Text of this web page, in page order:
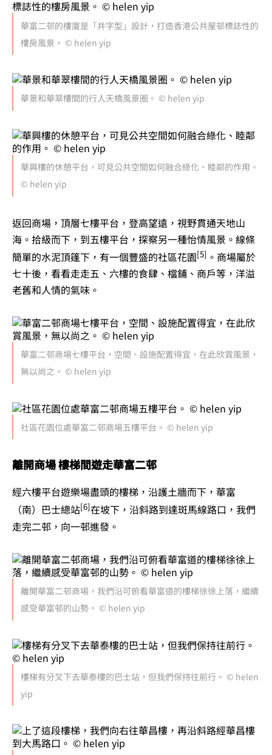
華富二邨的樓廈是「井字型」設計，打造香港公共屋邨標誌性的
樓房風景。 © helen yip
華景和華翠樓間的行人天橋風景圈。 © helen yip
華興樓的休憩平台，可見公共空間如何融合綠化、睦鄰的作用。
© helen yip
返回商場，頂層七樓平台，登高望遠，視野貫通天地山
海。拾級而下，到五樓平台，探察另一種怡情風景。線條
簡單的水泥頂篷下，有一個豐盛的社區花園[5] 。商場屬於
七十後，看看走走五、六樓的食肆、檔鋪、商戶等，洋溢
老舊和人情的氣味。
華富二邨商場七樓平台，空間、設施配置得宜，在此欣賞風景，
無以尚之。 © helen yip
社區花園位處華富二邨商場五樓平台。 © helen yip
離開商場 樓梯間遊走華富二邨
經六樓平台遊樂場盡頭的樓梯，沿護土牆而下，華富
（南）巴士總站[6]在坡下，沿斜路到達斑馬線路口，我們
走完二邨，向一邨進發。
離開華富二邨商場，我們沿可俯看華富道的樓梯徐徐上落，繼續
感受華富邨的山勢。 © helen yip
樓梯有分叉下去華泰樓的巴士站，但我們保持往前行。 © helen
yip